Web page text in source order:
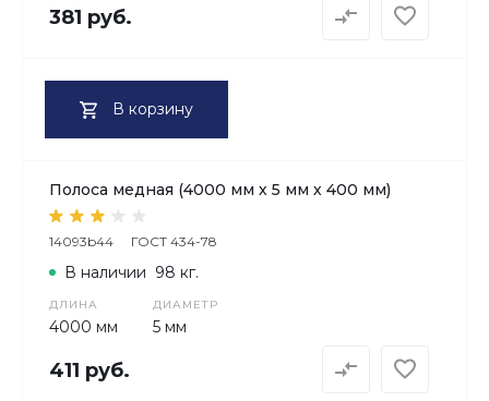
381 руб.
В корзину
Полоса медная (4000 мм х 5 мм х 400 мм)
14093b44 ГОСТ 434-78
ДЛИНА
4000 мм
ДИАМЕТР
5 мм
В наличии 98 кг.
411 руб.